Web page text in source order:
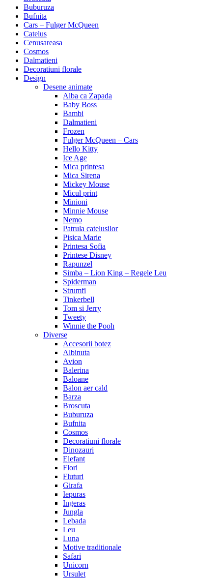
Buburuza
Bufnita
Cars – Fulger McQueen
Catelus
Cenusareasa
Cosmos
Dalmatieni
Decoratiuni florale
Design
Desene animate
Alba ca Zapada
Baby Boss
Bambi
Dalmatieni
Frozen
Fulger McQueen – Cars
Hello Kitty
Ice Age
Mica printesa
Mica Sirena
Mickey Mouse
Micul print
Minioni
Minnie Mouse
Nemo
Patrula catelusilor
Pisica Marie
Printesa Sofia
Printese Disney
Rapunzel
Simba – Lion King – Regele Leu
Spiderman
Strumfi
Tinkerbell
Tom si Jerry
Tweety
Winnie the Pooh
Diverse
Accesorii botez
Albinuta
Avion
Balerina
Baloane
Balon aer cald
Barza
Broscuta
Buburuza
Bufnita
Cosmos
Decoratiuni florale
Dinozauri
Elefant
Flori
Fluturi
Girafa
Iepuras
Ingeras
Jungla
Lebada
Leu
Luna
Motive traditionale
Safari
Unicorn
Ursulet